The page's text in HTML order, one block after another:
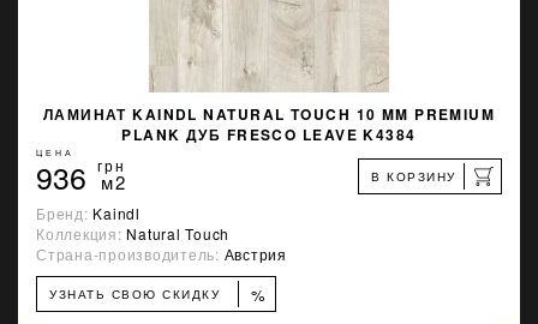
ЛАМИНАТ KAINDL NATURAL TOUCH 10 MM PREMIUM
PLANK ДУБ FRESCO LEAVE K4384
ЦЕНА
936 грн
м2 В КОРЗИНУ
Бренд: Kaindl
Коллекция: Natural Touch
Страна-производитель: Австрия
УЗНАТЬ СВОЮ СКИДКУ %